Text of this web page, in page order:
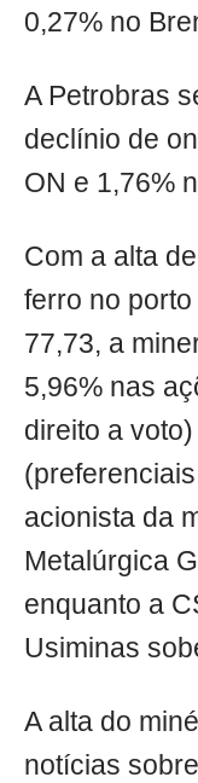
0,27% no
A Petrobras
declínio de
ON e 1,76%
Com a alta
ferro no
77,73, a
5,96% nas
direito a
acionista da
Metalúrgica
enquanto a
Usiminas
A alta do
notícias